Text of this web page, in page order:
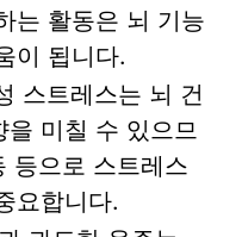
는 활동은 뇌 기능
이 됩니다.
스트레스는 뇌 건
미칠 수 있으므
등으로 스트레스
요합니다.